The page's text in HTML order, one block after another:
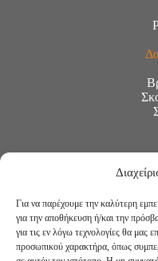
Για να παρέχουμε την καλύτερη
για την αποθήκευση ή/και την
για τις εν λόγω τεχνολογίες θα μας
προσωπικού χαρακτήρα, όπως